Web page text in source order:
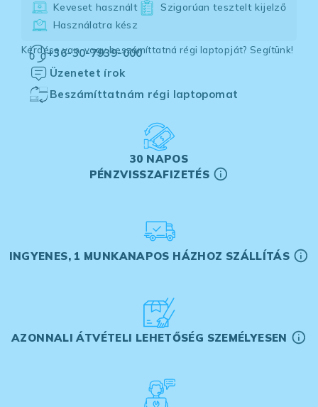
Keveset használt
Szigorúan tesztelt kijelző
Használatra kész
Kérdése van, vagy beszámíttatná régi laptopját? Segítünk!
+36-30-7939-000
Üzenetet írok
Beszámíttatnám régi laptopomat
30 NAPOS
PÉNZVISSZAFIZETÉS
INGYENES, 1 MUNKANAPOS HÁZHOZ SZÁLLÍTÁS
AZONNALI ÁTVÉTELI LEHETŐSÉG SZEMÉLYESEN